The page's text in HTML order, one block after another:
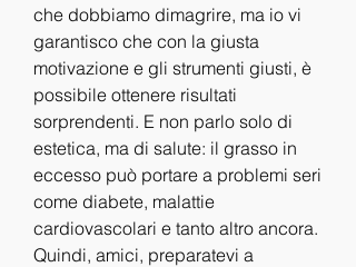
che dobbiamo dimagrire, ma io vi
garantisco che con la giusta
motivazione e gli strumenti giusti, è
possibile ottenere risultati
sorprendenti. E non parlo solo di
estetica, ma di salute: il grasso in
eccesso può portare a problemi seri
come diabete, malattie
cardiovascolari e tanto altro ancora.
Quindi, amici, preparatevi a